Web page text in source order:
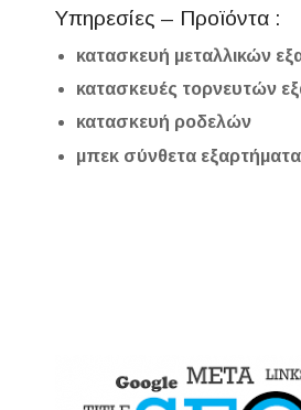
Υπηρεσίες – Προϊόντα :
κατασκευή μεταλλικών
κατασκευές τορνευτών
κατασκευή ροδελών
μπεκ σύνθετα